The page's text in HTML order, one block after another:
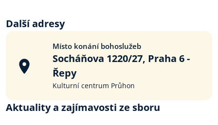
Další adresy
Místo konání bohoslužeb
Socháňova 1220/27, Praha 6 -
Řepy
Kulturní centrum Průhon
Aktuality a zajímavosti ze sboru